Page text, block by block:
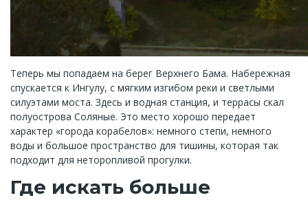
Теперь мы попадаем на берег Верхнего Бама. Набережная
спускается к Ингулу, с мягким изгибом реки и светлыми
силуэтами моста. Здесь и водная станция, и террасы скал
полуострова Соляные. Это место хорошо передает
характер «города корабелов»: немного степи, немного
воды и большое пространство для тишины, которая так
подходит для неторопливой прогулки.
Где искать больше